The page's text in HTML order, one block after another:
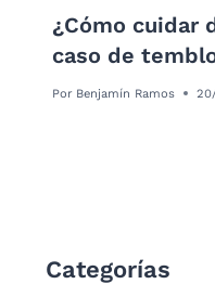
¿Cómo cuidar
caso de
Por Benjamín Ramos
Categorías